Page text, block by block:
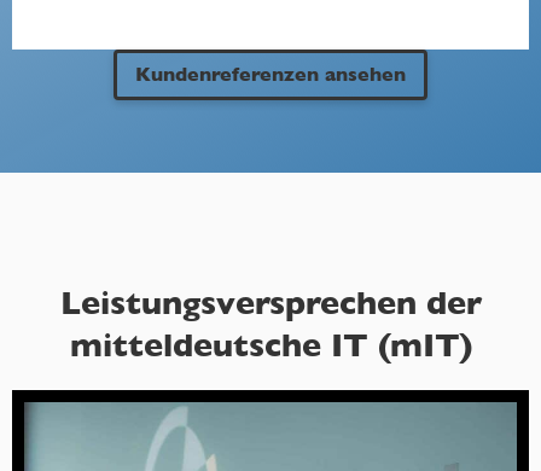
Kundenreferenzen ansehen
Leistungsversprechen der
mitteldeutsche IT (mIT)